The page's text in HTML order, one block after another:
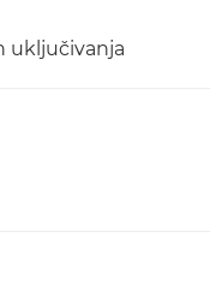
uključivanja